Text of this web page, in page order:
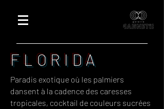
FLORIDA
Paradis exotique où les palmiers
dansent à la cadence des caresses
tropicales, cocktail de couleurs sucrées